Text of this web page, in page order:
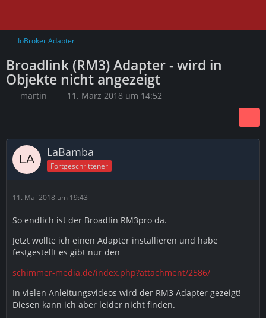
IoBroker Adapter
Broadlink (RM3) Adapter - wird in
Objekte nicht angezeigt
martin 11. März 2018 um 14:52
LaBamba
Fortgeschrittener
11. Mai 2018 um 19:43
So endlich ist der Broadlin RM3pro da.
Jetzt wollte ich einen Adapter installieren und habe
festgestellt es gibt nur den
schimmer-media.de/index.php?attachment/2586/
In vielen Anleitungsvideos wird der RM3 Adapter gezeigt!
Diesen kann ich aber leider nicht finden.